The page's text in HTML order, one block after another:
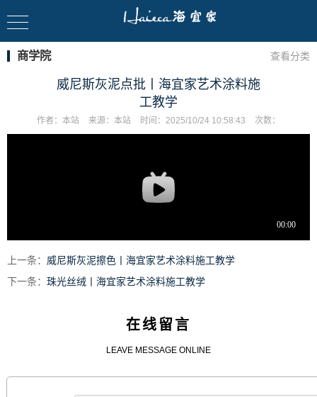
商学院 查看分类
威尼斯灰泥点批丨海宜家艺术涂料施
工教学
作者： 本站 来源： 本站 时间： 2025/10/24 10:58:43 次数：
上一条： 威尼斯灰泥擦色丨海宜家艺术涂料施工教学
下一条： 珠光丝绒丨海宜家艺术涂料施工教学
在线留言
LEAVE MESSAGE ONLINE